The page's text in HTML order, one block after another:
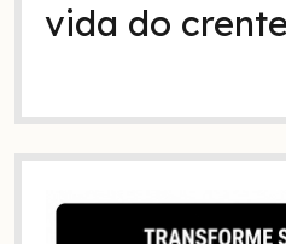
vida do crente